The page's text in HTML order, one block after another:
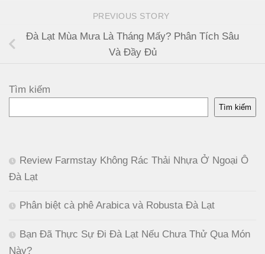
PREVIOUS STORY
Đà Lạt Mùa Mưa Là Tháng Mấy? Phân Tích Sâu
Và Đầy Đủ
Tìm kiếm
Tìm kiếm
Review Farmstay Không Rác Thải Nhựa Ở Ngoại Ô
Đà Lạt
Phân biệt cà phê Arabica và Robusta Đà Lạt
Bạn Đã Thực Sự Đi Đà Lạt Nếu Chưa Thử Qua Món
Này?